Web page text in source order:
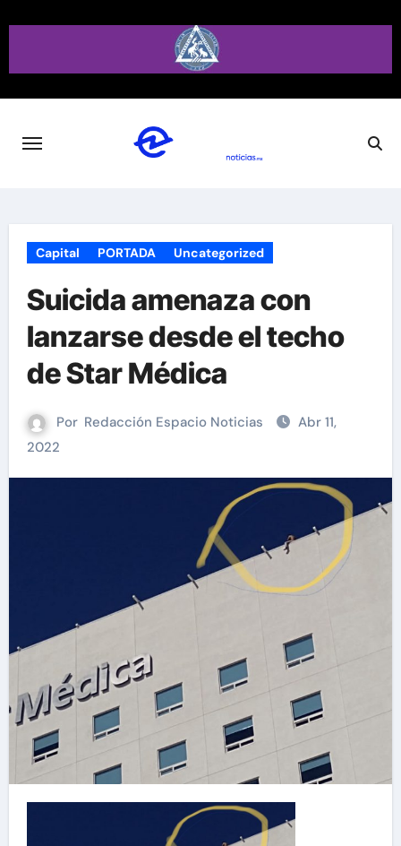
Capital PORTADA Uncategorized
Suicida amenaza con
lanzarse desde el techo
de Star Médica
Por Redacción Espacio Noticias
Abr 11,
2022